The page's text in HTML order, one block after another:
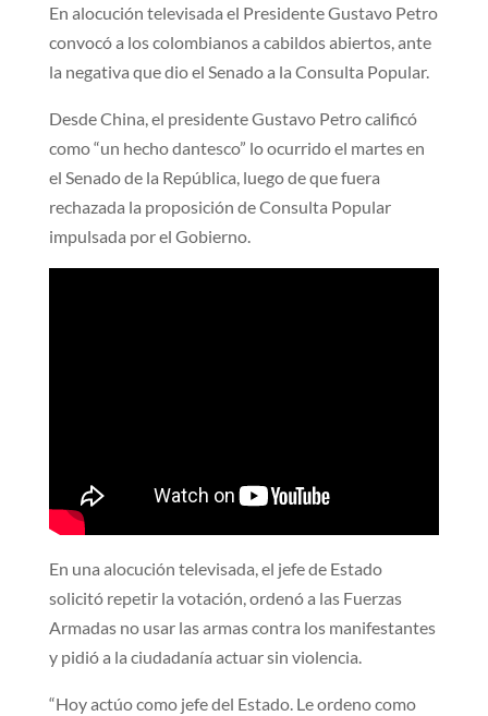
En alocución televisada el Presidente Gustavo Petro
convocó a los colombianos a cabildos abiertos, ante
la negativa que dio el Senado a la Consulta Popular.​
Desde China, el presidente Gustavo Petro calificó
como “un hecho dantesco” lo ocurrido el martes en
el Senado de la República, luego de que fuera
rechazada la proposición de Consulta Popular
impulsada por el Gobierno.
En una alocución televisada, el jefe de Estado
solicitó repetir la votación, ordenó a las Fuerzas
Armadas no usar las armas contra los manifestantes
y pidió a la ciudadanía actuar sin violencia.
“Hoy actúo como jefe del Estado. Le ordeno como